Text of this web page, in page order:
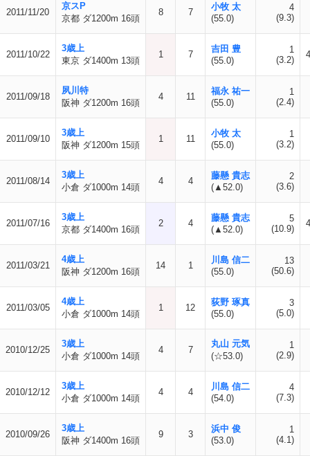
2011/11/20
京スP
京都 ダ1200m 16頭
8 7
小牧 太
(55.0)
4
(9.3)
2011/10/22
3歳上
東京 ダ1400m 13頭
1 7
吉田 豊
(55.0)
1
(3.2)
2011/09/18
夙川特
阪神 ダ1200m 16頭
4 11
福永 祐一
(55.0)
1
(2.4)
2011/09/10
3歳上
阪神 ダ1200m 15頭
1 11
小牧 太
(55.0)
1
(3.2)
2011/08/14
3歳上
小倉 ダ1000m 14頭
4 4
藤懸 貴志
(▲52.0)
2
(3.6)
2011/07/16
3歳上
京都 ダ1400m 16頭
2 4
藤懸 貴志
(▲52.0)
5
(10.9)
2011/03/21
4歳上
阪神 ダ1200m 16頭
14 1
川島 信二
(55.0)
13
(50.6)
2011/03/05
4歳上
小倉 ダ1000m 14頭
1 12
荻野 琢真
(55.0)
3
(5.0)
2010/12/25
3歳上
小倉 ダ1000m 14頭
4 7
丸山 元気
(☆53.0)
1
(2.9)
2010/12/12
3歳上
小倉 ダ1000m 14頭
4 4
川島 信二
(54.0)
4
(7.3)
2010/09/26
3歳上
阪神 ダ1400m 16頭
9 3
浜中 俊
(53.0)
1
(4.1)